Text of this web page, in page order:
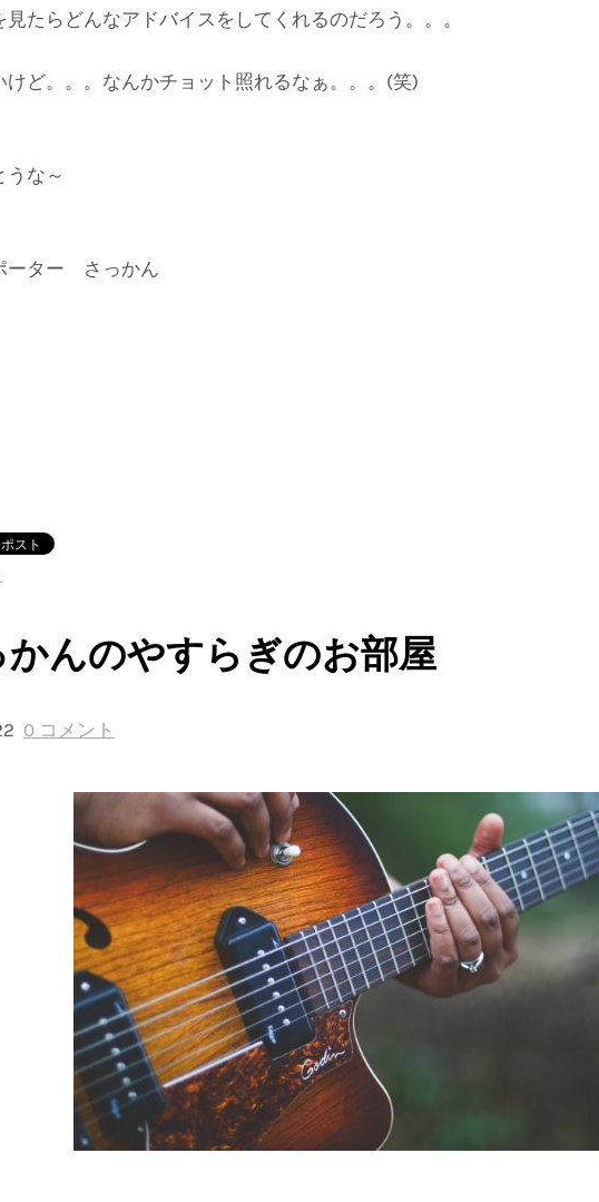
見たらどんなアドバイスをしてくれるのだろう。。。
けど。。。なんかチョット照れるなぁ。。。(笑)
うな～
ーター さっかん
かんのやすらぎのお部屋
0 コメント